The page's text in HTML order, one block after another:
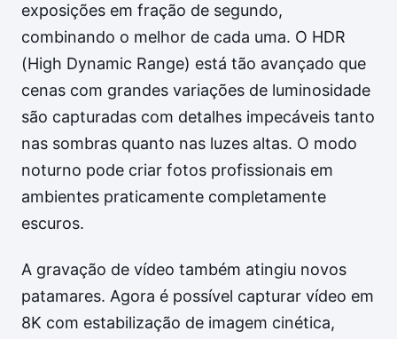
exposições em fração de segundo,
combinando o melhor de cada uma. O HDR
(High Dynamic Range) está tão avançado que
cenas com grandes variações de luminosidade
são capturadas com detalhes impecáveis tanto
nas sombras quanto nas luzes altas. O modo
noturno pode criar fotos profissionais em
ambientes praticamente completamente
escuros.
A gravação de vídeo também atingiu novos
patamares. Agora é possível capturar vídeo em
8K com estabilização de imagem cinética,